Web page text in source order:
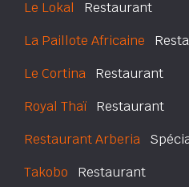
Le Lokal Restaurant
La Paillote Africaine
Le Cortina Restaurant
Royal Thaï Restaurant
Restaurant Arberia
Takobo Restaurant